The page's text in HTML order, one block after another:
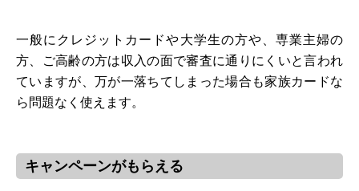
一般にクレジットカードや大学生の方や、専業主婦の
方、ご高齢の方は収入の面で審査に通りにくいと言われ
ていますが、万が一落ちてしまった場合も家族カードな
ら問題なく使えます。
キャンペーンがもらえる